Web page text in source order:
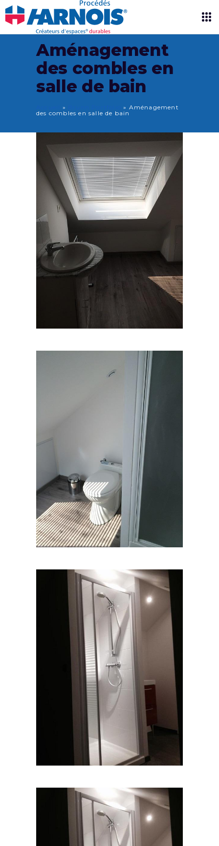
Aménagement
des combles en
salle de bain
» » Aménagement
des combles en salle de bain